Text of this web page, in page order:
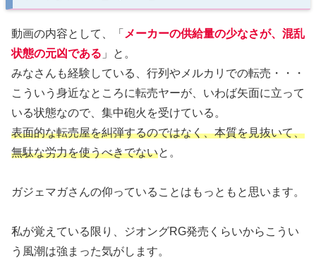
動画の内容として、「 メーカーの供給量の少なさが、混乱
状態の元凶である 」と。
みなさんも経験している、行列やメルカリでの転売・・・
こういう身近なところに転売ヤーが、いわば矢面に立って
いる状態なので、集中砲火を受けている。
表面的な転売屋を糾弾するのではなく、本質を見抜いて、
無駄な労力を使うべきでないと。
ガジェマガさんの仰っていることはもっともと思います。
私が覚えている限り、ジオングRG発売くらいからこうい
う風潮は強まった気がします。